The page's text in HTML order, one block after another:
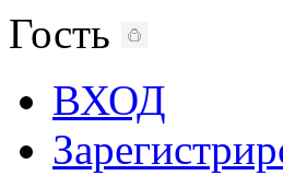
Гость
ВХОД